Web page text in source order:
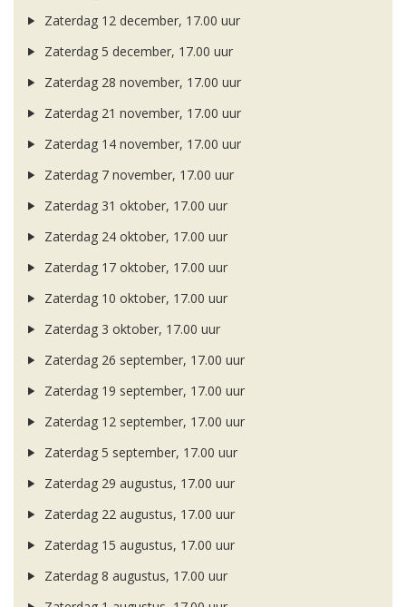
Zaterdag 12 december, 17.00 uur
Zaterdag 5 december, 17.00 uur
Zaterdag 28 november, 17.00 uur
Zaterdag 21 november, 17.00 uur
Zaterdag 14 november, 17.00 uur
Zaterdag 7 november, 17.00 uur
Zaterdag 31 oktober, 17.00 uur
Zaterdag 24 oktober, 17.00 uur
Zaterdag 17 oktober, 17.00 uur
Zaterdag 10 oktober, 17.00 uur
Zaterdag 3 oktober, 17.00 uur
Zaterdag 26 september, 17.00 uur
Zaterdag 19 september, 17.00 uur
Zaterdag 12 september, 17.00 uur
Zaterdag 5 september, 17.00 uur
Zaterdag 29 augustus, 17.00 uur
Zaterdag 22 augustus, 17.00 uur
Zaterdag 15 augustus, 17.00 uur
Zaterdag 8 augustus, 17.00 uur